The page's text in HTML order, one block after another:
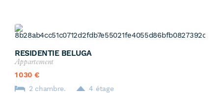
RESIDENTIE BELUGA
Appartement
1 030 €
2 chambre.
4 étage